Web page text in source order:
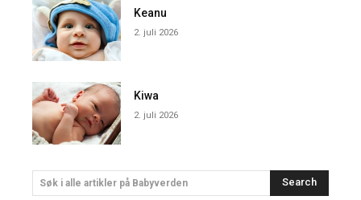
Keanu
2. juli 2026
Kiwa
2. juli 2026
Søk i alle artikler på Babyverden Search